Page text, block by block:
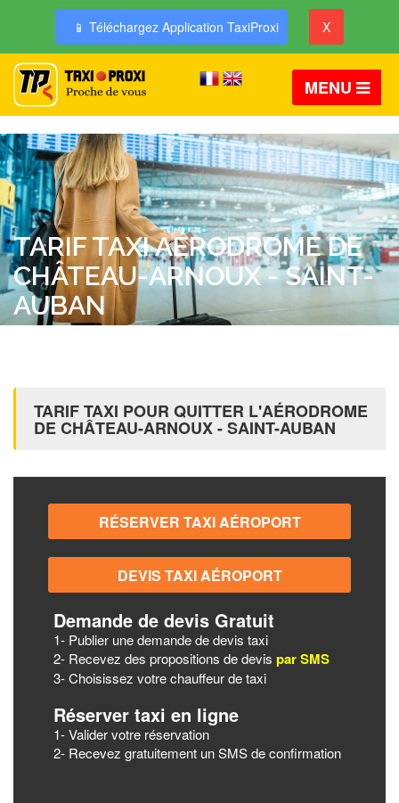
📱 Téléchargez Application TaxiProxi X
MENU
TARIF TAXI AÉRODROME DE
CHÂTEAU-ARNOUX - SAINT-
AUBAN
TARIF TAXI POUR QUITTER L'AÉRODROME
DE CHÂTEAU-ARNOUX - SAINT-AUBAN
Demande de devis Gratuit
1- Publier une demande de devis taxi
2- Recevez des propositions de devis par SMS
3- Choisissez votre chauffeur de taxi
Réserver taxi en ligne
1- Valider votre réservation
2- Recevez gratuitement un SMS de confirmation